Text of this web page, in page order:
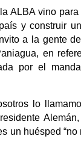
ALBA vino
y construir
a la gente
en
por el
lo
un huésped “no